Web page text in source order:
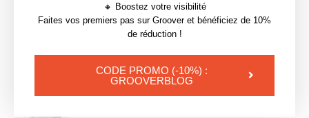
🔸 Boostez votre visibilité
Faites vos premiers pas sur Groover et bénéficiez de 10%
de réduction !
CODE PROMO (-10%) :
GROOVERBLOG